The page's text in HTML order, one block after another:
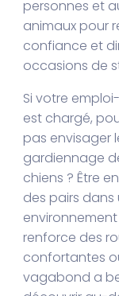
personnes et
animaux pour
confiance et
occasions de
Si votre
est chargé,
pas envisager
gardiennage
chiens ? Être
des pairs dans
renforce des
confortantes
vagabond a